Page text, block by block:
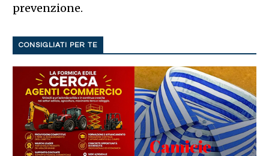
prevenzione.
CONSIGLIATI PER TE